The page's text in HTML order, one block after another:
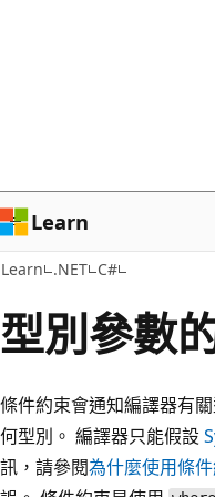
容
Learn
Learn .NET C#
型別參數
條件約束會通知編譯器有
何型別。 編譯器只能假設
訊，請參閱為什麼使用條